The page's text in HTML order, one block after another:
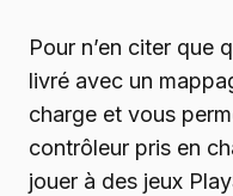
Pour n’en citer que
livré avec un
charge et vous
contrôleur pris en
jouer à des jeux